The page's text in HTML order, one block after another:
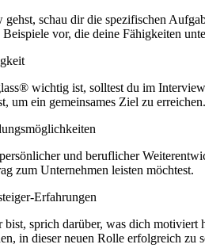
schau dir die spezifischen
Beispiele vor, die deine Fähigkeiten
wichtig ist, solltest du im
um ein gemeinsames Ziel zu erreichen.
und beruflicher
zum Unternehmen leisten möchtest.
Erfahrungen
bist, sprich darüber, was dich
in dieser neuen Rolle erfolgreich zu